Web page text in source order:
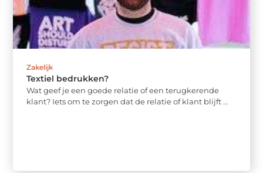
Zakelijk
Textiel bedrukken?
Wat geef je een goede relatie of een terugkerende
klant? Iets om te zorgen dat de relatie of klant blijft ...